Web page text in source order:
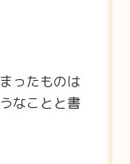
ったものは
なことと書